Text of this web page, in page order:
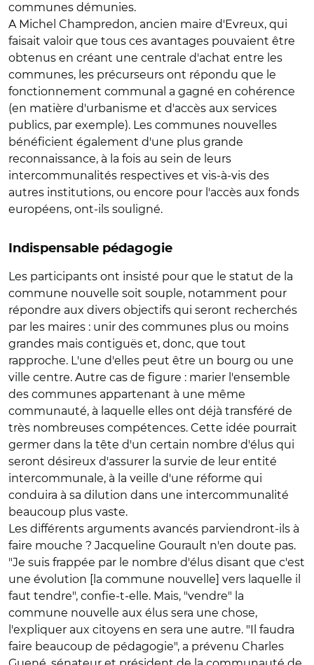
communes démunies.
A Michel Champredon, ancien maire d'Evreux, qui
faisait valoir que tous ces avantages pouvaient être
obtenus en créant une centrale d'achat entre les
communes, les précurseurs ont répondu que le
fonctionnement communal a gagné en cohérence
(en matière d'urbanisme et d'accès aux services
publics, par exemple). Les communes nouvelles
bénéficient également d'une plus grande
reconnaissance, à la fois au sein de leurs
intercommunalités respectives et vis-à-vis des
autres institutions, ou encore pour l'accès aux fonds
européens, ont-ils souligné.
Indispensable pédagogie
Les participants ont insisté pour que le statut de la
commune nouvelle soit souple, notamment pour
répondre aux divers objectifs qui seront recherchés
par les maires : unir des communes plus ou moins
grandes mais contiguës et, donc, que tout
rapproche. L'une d'elles peut être un bourg ou une
ville centre. Autre cas de figure : marier l'ensemble
des communes appartenant à une même
communauté, à laquelle elles ont déjà transféré de
très nombreuses compétences. Cette idée pourrait
germer dans la tête d'un certain nombre d'élus qui
seront désireux d'assurer la survie de leur entité
intercommunale, à la veille d'une réforme qui
conduira à sa dilution dans une intercommunalité
beaucoup plus vaste.
Les différents arguments avancés parviendront-ils à
faire mouche ? Jacqueline Gourault n'en doute pas.
"Je suis frappée par le nombre d'élus disant que c'est
une évolution [la commune nouvelle] vers laquelle il
faut tendre", confie-t-elle. Mais, "vendre" la
commune nouvelle aux élus sera une chose,
l'expliquer aux citoyens en sera une autre. "Il faudra
faire beaucoup de pédagogie", a prévenu Charles